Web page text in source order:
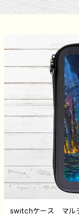
switchケース マル